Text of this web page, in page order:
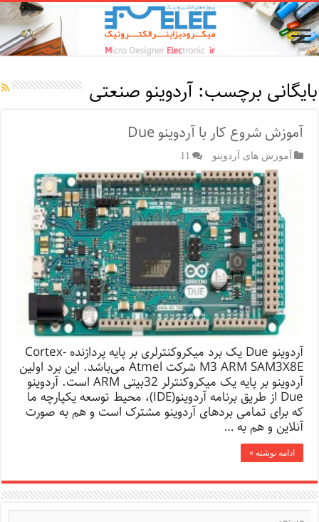
بایگانی برچسب:آردوینو صنعتی
آموزش شروع کار با آردوینو Due
آموزش های آردوینو 11
آردوینو Due یک برد میکروکنترلری بر پایه پردازنده Cortex-
M3 ARM SAM3X8E شرکت Atmel می‌باشد. این برد اولین
آردوینو بر پایه یک میکروکنترلر 32بیتی ARM است. آردوینو
Due از طریق برنامه آردوینو(IDE)، محیط توسعه یکپارچه ما
که برای تمامی بردهای آردوینو مشترک است و هم به صورت
آنلاین و هم به …
ادامه نوشته »